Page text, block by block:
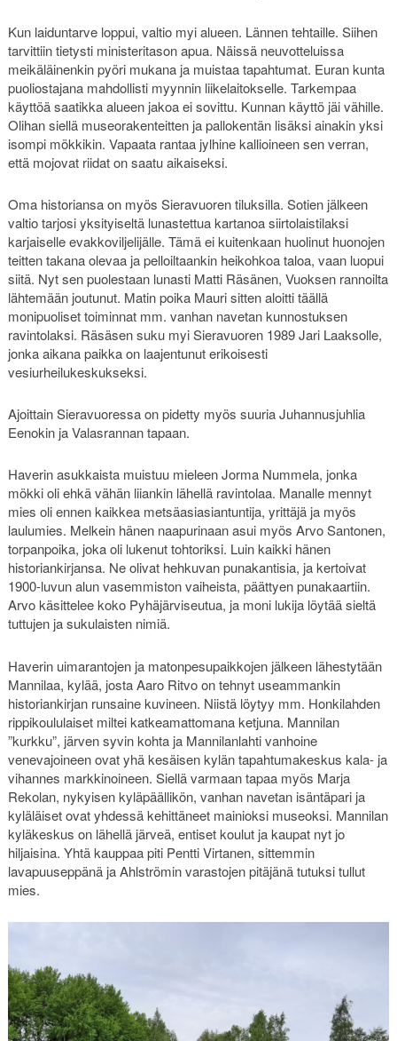
Kun laiduntarve loppui, valtio myi alueen. Lännen tehtaille. Siihen
tarvittiin tietysti ministeritason apua. Näissä neuvotteluissa
meikäläinenkin pyöri mukana ja muistaa tapahtumat. Euran kunta
puoliostajana mahdollisti myynnin liikelaitokselle. Tarkempaa
käyttöä saatikka alueen jakoa ei sovittu. Kunnan käyttö jäi vähille.
Olihan siellä museorakenteitten ja pallokentän lisäksi ainakin yksi
isompi mökkikin. Vapaata rantaa jylhine kallioineen sen verran,
että mojovat riidat on saatu aikaiseksi.
Oma historiansa on myös Sieravuoren tiluksilla. Sotien jälkeen
valtio tarjosi yksityiseltä lunastettua kartanoa siirtolaistilaksi
karjaiselle evakkoviljelijälle. Tämä ei kuitenkaan huolinut huonojen
teitten takana olevaa ja pelloiltaankin heikohkoa taloa, vaan luopui
siitä. Nyt sen puolestaan lunasti Matti Räsänen, Vuoksen rannoilta
lähtemään joutunut. Matin poika Mauri sitten aloitti täällä
monipuoliset toiminnat mm. vanhan navetan kunnostuksen
ravintolaksi. Räsäsen suku myi Sieravuoren 1989 Jari Laaksolle,
jonka aikana paikka on laajentunut erikoisesti
vesiurheilukeskukseksi.
Ajoittain Sieravuoressa on pidetty myös suuria Juhannusjuhlia
Eenokin ja Valasrannan tapaan.
Haverin asukkaista muistuu mieleen Jorma Nummela, jonka
mökki oli ehkä vähän liiankin lähellä ravintolaa. Manalle mennyt
mies oli ennen kaikkea metsäasiasiantuntija, yrittäjä ja myös
laulumies. Melkein hänen naapurinaan asui myös Arvo Santonen,
torpanpoika, joka oli lukenut tohtoriksi. Luin kaikki hänen
historiankirjansa. Ne olivat hehkuvan punakantisia, ja kertoivat
1900-luvun alun vasemmiston vaiheista, päättyen punakaartiin.
Arvo käsittelee koko Pyhäjärviseutua, ja moni lukija löytää sieltä
tuttujen ja sukulaisten nimiä.
Haverin uimarantojen ja matonpesupaikkojen jälkeen lähestytään
Mannilaa, kylää, josta Aaro Ritvo on tehnyt useammankin
historiankirjan runsaine kuvineen. Niistä löytyy mm. Honkilahden
rippikoululaiset miltei katkeamattomana ketjuna. Mannilan
”kurkku”, järven syvin kohta ja Mannilanlahti vanhoine
venevajoineen ovat yhä kesäisen kylän tapahtumakeskus kala- ja
vihannes markkinoineen. Siellä varmaan tapaa myös Marja
Rekolan, nykyisen kyläpäällikön, vanhan navetan isäntäpari ja
kyläläiset ovat yhdessä kehittäneet mainioksi museoksi. Mannilan
kyläkeskus on lähellä järveä, entiset koulut ja kaupat nyt jo
hiljaisina. Yhtä kauppaa piti Pentti Virtanen, sittemmin
lavapuuseppänä ja Ahlströmin varastojen pitäjänä tutuksi tullut
mies.